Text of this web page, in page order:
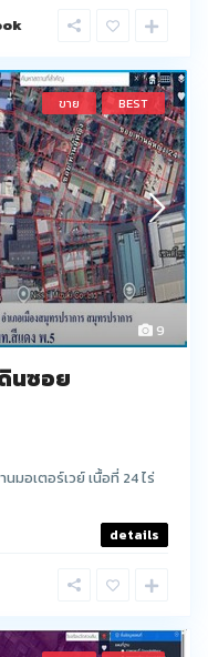
9
ขาย BEST
นซอย
อเตอร์เวย์ เนื้อที่ 24 ไร่
details